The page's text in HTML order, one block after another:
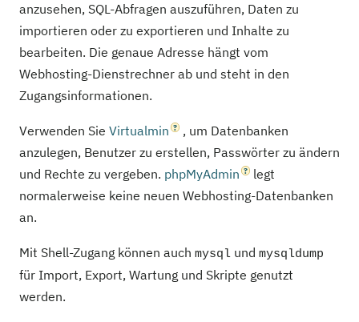
anzusehen, SQL-Abfragen auszuführen, Daten zu
importieren oder zu exportieren und Inhalte zu
bearbeiten. Die genaue Adresse hängt vom
Webhosting-Dienstrechner ab und steht in den
Zugangsinformationen.
Verwenden Sie Virtualmin
, um Datenbanken
anzulegen, Benutzer zu erstellen, Passwörter zu ändern
und Rechte zu vergeben. phpMyAdmin
legt
normalerweise keine neuen Webhosting-Datenbanken
an.
Mit Shell-Zugang können auch mysql und mysqldump
für Import, Export, Wartung und Skripte genutzt
werden.